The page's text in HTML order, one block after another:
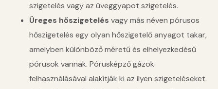
szigetelés vagy az üveggyapot szigetelés.
Üreges hőszigetelés vagy más néven pórusos
hőszigetelés egy olyan hőszigetelő anyagot takar,
amelyben különböző méretű és elhelyezkedésű
pórusok vannak. Pórusképző gázok
felhasználásával alakítják ki az ilyen szigeteléseket.